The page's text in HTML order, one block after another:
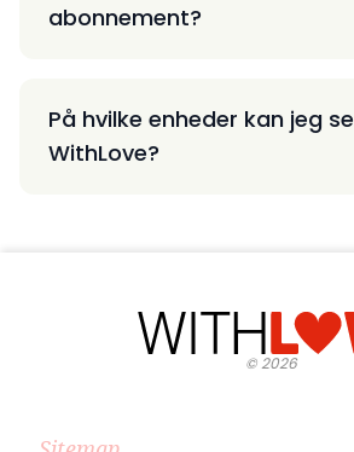
abonnement?
På hvilke enheder kan jeg se
WithLove?
©2026